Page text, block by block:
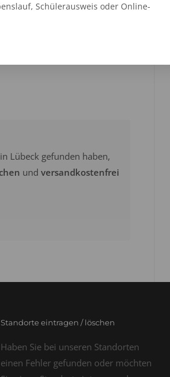
Lübeck gefunden haben,
und versandkostenfrei
Standorte eintragen / löschen
Haben Sie bei unseren Standorten
einen Fehler gefunden oder möchten
Schülerausweis oder Online-